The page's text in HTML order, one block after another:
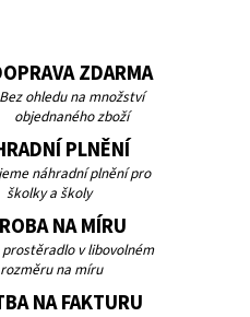
ZDARMA
Bez ohledu na množství
objednaného zboží
PLNĚNÍ
náhradní plnění pro
školky a školy
NA MÍRU
v libovolném
rozměru na míru
NA FAKTURU